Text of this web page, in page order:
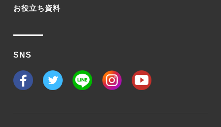
お役立ち資料
SNS